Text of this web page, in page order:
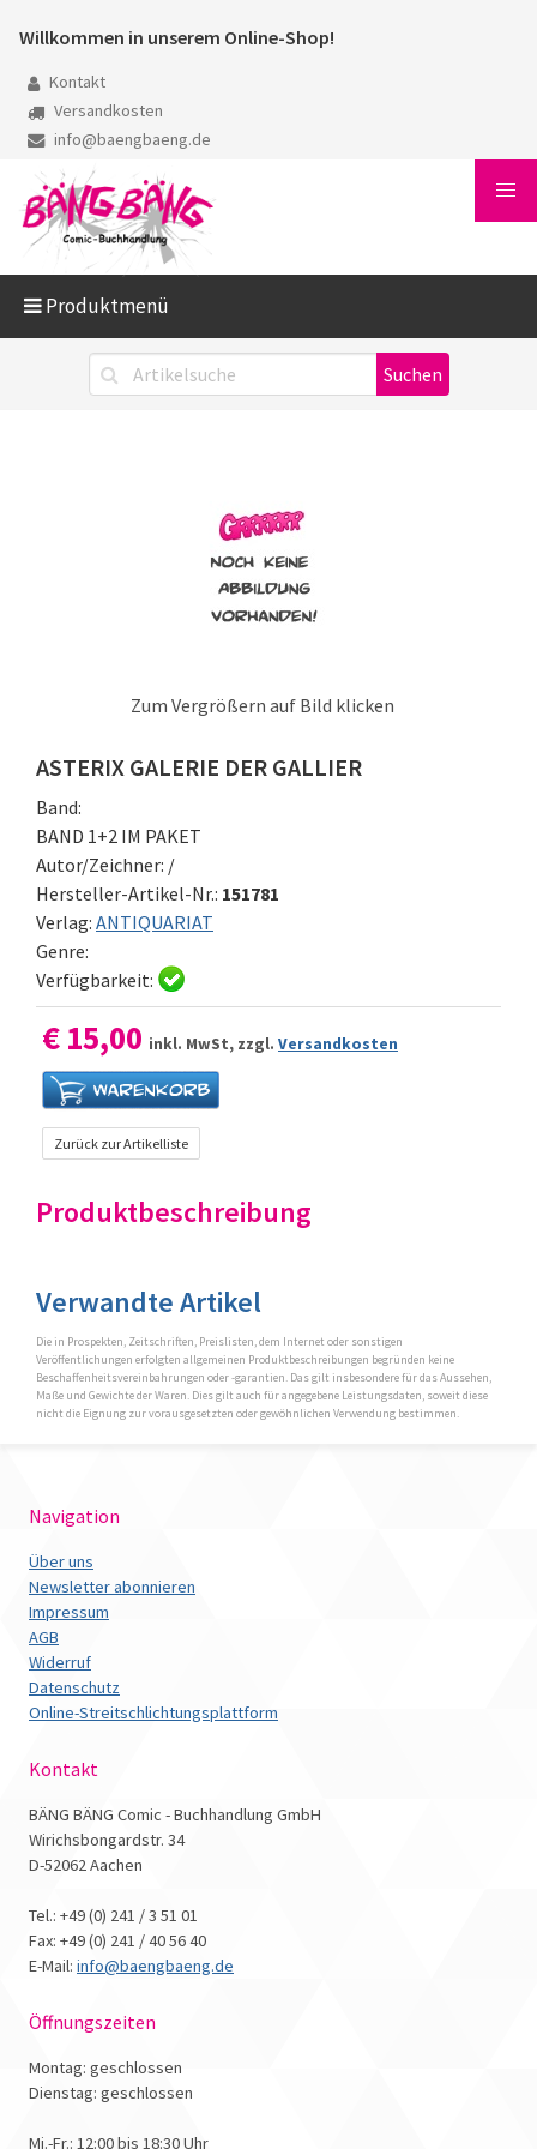
Willkommen in unserem Online-Shop!
Kontakt
Versandkosten
info@baengbaeng.de
Produktmenü
Zum Vergrößern auf Bild klicken
ASTERIX GALERIE DER GALLIER
Band:
BAND 1+2 IM PAKET
Autor/Zeichner: /
Hersteller-Artikel-Nr.: 151781
Verlag: ANTIQUARIAT
Genre:
Verfügbarkeit:
€ 15,00 inkl. MwSt, zzgl. Versandkosten
Zurück zur Artikelliste
Produktbeschreibung
Verwandte Artikel
Die in Prospekten, Zeitschriften, Preislisten, dem Internet oder sonstigen
Veröffentlichungen erfolgten allgemeinen Produktbeschreibungen begründen keine
Beschaffenheitsvereinbahrungen oder -garantien. Das gilt insbesondere für das Aussehen,
Maße und Gewichte der Waren. Dies gilt auch für angegebene Leistungsdaten, soweit diese
nicht die Eignung zur vorausgesetzten oder gewöhnlichen Verwendung bestimmen.
Navigation
Über uns
Newsletter abonnieren
Impressum
AGB
Widerruf
Datenschutz
Online-Streitschlichtungsplattform
Kontakt
BÄNG BÄNG Comic - Buchhandlung GmbH
Wirichsbongardstr. 34
D-52062 Aachen
Tel.: +49 (0) 241 / 3 51 01
Fax: +49 (0) 241 / 40 56 40
E-Mail: info@baengbaeng.de
Öffnungszeiten
Montag: geschlossen
Dienstag: geschlossen
Mi.-Fr.: 12:00 bis 18:30 Uhr